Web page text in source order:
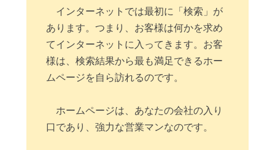
インターネットでは最初に「検索」が
あります。つまり、お客様は何かを求め
てインターネットに入ってきます。お客
様は、検索結果から最も満足できるホー
ムページを自ら訪れるのです。
ホームページは、あなたの会社の入り
口であり、強力な営業マンなのです。